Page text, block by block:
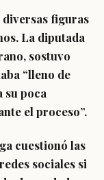
figuras
. La diputada
, sostuvo
“lleno de
su poca
el proceso”.
cuestionó las
sociales si